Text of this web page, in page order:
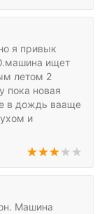
я привык
ищет
летом 2
пока новая
в дождь вааще
и
Машина